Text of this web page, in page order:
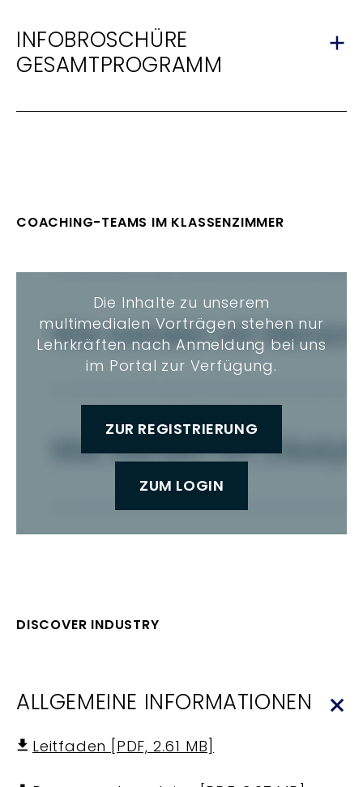
INFOBROSCHÜRE
GESAMTPROGRAMM
COACHING-TEAMS IM KLASSENZIMMER
Die Inhalte zu unserem
multimedialen Vorträgen stehen nur
Lehrkräften nach Anmeldung bei uns
im Portal zur Verfügung.
ZUR REGISTRIERUNG
ZUM LOGIN
DISCOVER INDUSTRY
ALLGEMEINE INFORMATIONEN
Leitfaden [PDF, 2.61 MB]